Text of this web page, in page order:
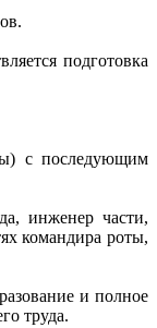
подготовка
с последующим
инженер части,
командира роты,
и полное
труда.